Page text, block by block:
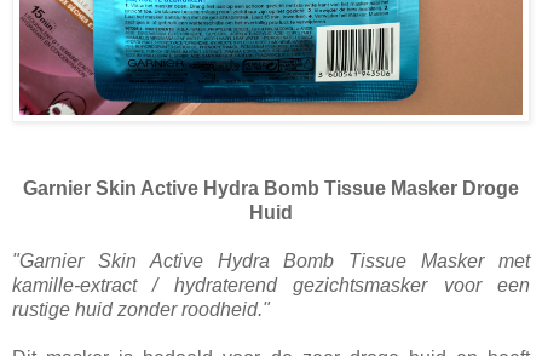
Garnier Skin Active Hydra Bomb Tissue Masker Droge
Huid
"Garnier Skin Active Hydra Bomb Tissue Masker met
kamille-extract / hydraterend gezichtsmasker voor een
rustige huid zonder roodheid."